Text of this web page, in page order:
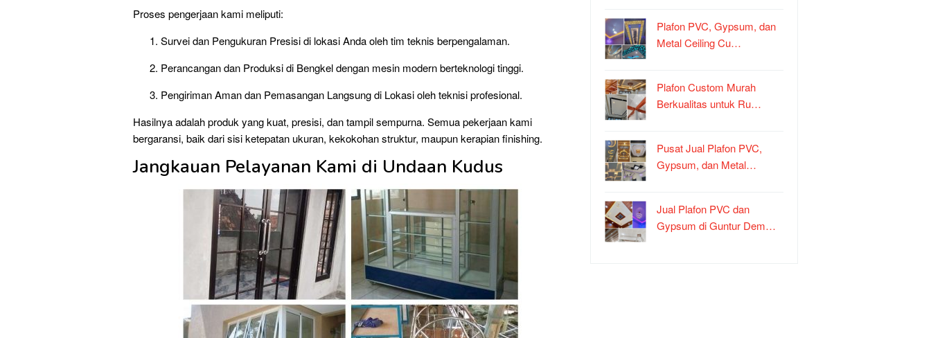
Proses pengerjaan kami meliputi:
Survei dan Pengukuran Presisi di lokasi Anda oleh tim teknis berpengalaman.
Perancangan dan Produksi di Bengkel dengan mesin modern berteknologi tinggi.
Pengiriman Aman dan Pemasangan Langsung di Lokasi oleh teknisi profesional.
Hasilnya adalah produk yang kuat, presisi, dan tampil sempurna. Semua pekerjaan kami
bergaransi, baik dari sisi ketepatan ukuran, kekokohan struktur, maupun kerapian finishing.
Jangkauan Pelayanan Kami di Undaan Kudus
Plafon PVC, Gypsum, dan
Metal Ceiling Cu…
Plafon Custom Murah
Berkualitas untuk Ru…
Pusat Jual Plafon PVC,
Gypsum, dan Metal…
Jual Plafon PVC dan
Gypsum di Guntur Dem…